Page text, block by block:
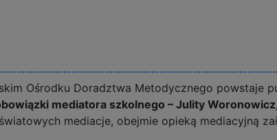
Ośrodku Doradztwa Metodycznego powstaje
mediatora szkolnego – Julity
mediacje, obejmie opieką mediacyjną